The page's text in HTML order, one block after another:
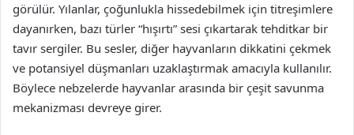
görülür. Yılanlar, çoğunlukla hissedebilmek için titreşimlere
dayanırken, bazı türler “hışırtı” sesi çıkartarak tehditkar bir
tavır sergiler. Bu sesler, diğer hayvanların dikkatini çekmek
ve potansiyel düşmanları uzaklaştırmak amacıyla kullanılır.
Böylece nebzelerde hayvanlar arasında bir çeşit savunma
mekanizması devreye girer.